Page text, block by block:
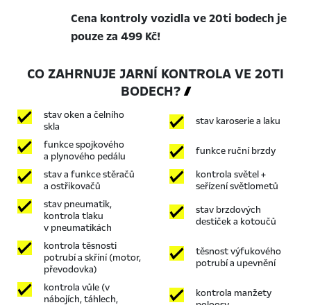
Cena kontroly vozidla ve 20ti bodech je
pouze za 499 Kč!
CO ZAHRNUJE JARNÍ KONTROLA VE 20TI
BODECH?
stav oken a čelního
skla
stav karoserie a laku
funkce spojkového
a plynového pedálu
funkce ruční brzdy
stav a funkce stěračů
a ostřikovačů
kontrola světel +
seřízení světlometů
stav pneumatik,
kontrola tlaku
v pneumatikách
stav brzdových
destiček a kotoučů
kontrola těsnosti
potrubí a skříní (motor,
převodovka)
těsnost výfukového
potrubí a upevnění
kontrola vůle (v
nábojích, táhlech,
kontrola manžety